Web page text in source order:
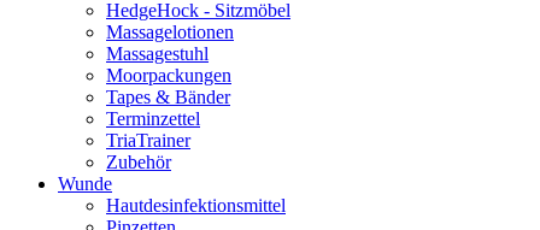
HedgeHock - Sitzmöbel
Massagelotionen
Massagestuhl
Moorpackungen
Tapes & Bänder
Terminzettel
TriaTrainer
Zubehör
Wunde
Hautdesinfektionsmittel